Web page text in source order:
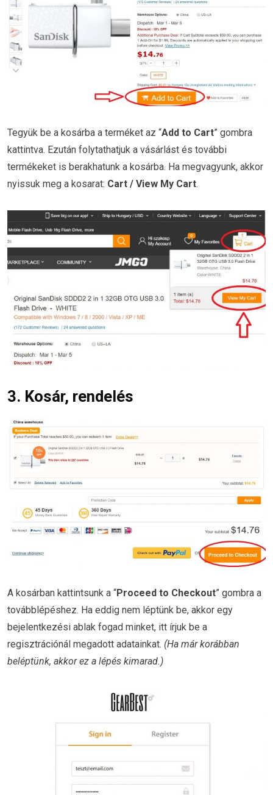
Tegyük be a kosárba a terméket az “Add to Cart” gombra
kattintva. Ezután folytathatjuk a vásárlást és további
termékeket is berakhatunk a kosárba. Ha megvagyunk, akkor
nyissuk meg a kosarat: Cart / View My Cart.
3. Kosár, rendelés
A kosárban kattintsunk a “Proceed to Checkout” gombra a
továbblépéshez. Ha eddig nem léptünk be, akkor egy
bejelentkezési ablak fogad minket, itt írjuk be a
regisztrációnál megadott adatainkat. (Ha már korábban
beléptünk, akkor ez a lépés kimarad.)